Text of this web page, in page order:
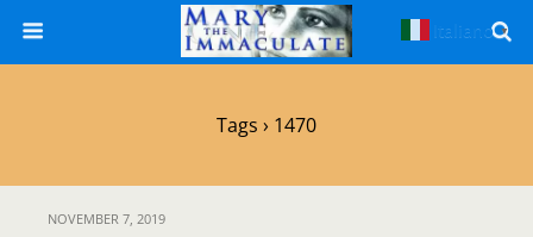
Tags › 1470
NOVEMBER 7, 2019
Italiano ▼